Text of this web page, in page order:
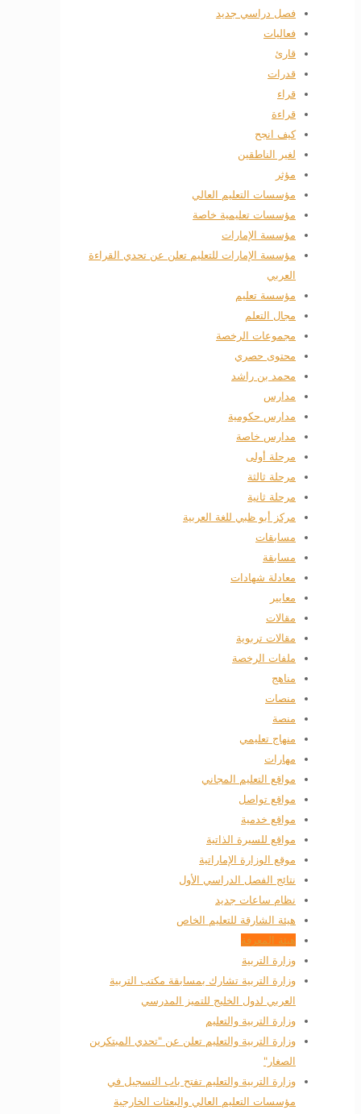
فصل دراسي جديد
فعاليات
قارئ
قدرات
قراء
قراءة
كيف انجح
لغير الناطقين
مؤثر
مؤسسات التعليم العالي
مؤسسات تعليمية خاصة
مؤسسة الإمارات
مؤسسة الإمارات للتعليم تعلن عن تحدي القراءة
العربي
مؤسسة تعليم
مجال التعلم
مجموعات الرخصة
محتوى حصري
محمد بن راشد
مدارس
مدارس حكومية
مدارس خاصة
مرحلة أولى
مرحلة ثالثة
مرحلة ثانية
مركز أبو ظبي للغة العربية
مسابقات
مسابقة
معادلة شهادات
معايير
مقالات
مقالات تربوية
ملفات الرخصة
مناهج
منصات
منصة
منهاج تعليمي
مهارات
مواقع التعليم المجاني
مواقع تواصل
مواقع خدمية
مواقع للسيرة الذاتية
موقع الوزارة الإماراتية
نتائج الفصل الدراسي الأول
نظام ساعات جديد
هيئة الشارقة للتعليم الخاص
هيئة المعرفة
وزارة التربية
وزارة التربية تشارك بمسابقة مكتب التربية
العربي لدول الخليج للتميز المدرسي
وزارة التربية والتعليم
وزارة التربية والتعليم تعلن عن "تحدي المبتكرين
الصغار"
وزارة التربية والتعليم تفتح باب التسجيل في
مؤسسات التعليم العالي والبعثات الخارجية